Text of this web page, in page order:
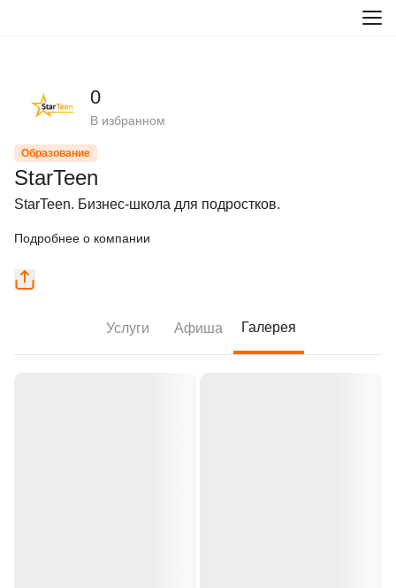
0
В избранном
Образование
StarTeen
StarTeen. Бизнес-школа для подростков.
Подробнее о компании
Услуги Афиша Галерея